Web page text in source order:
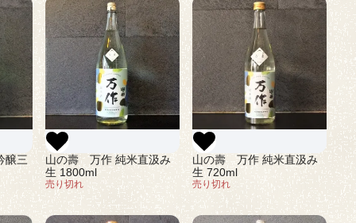
醸三
山の壽 万作 純米直汲み
生 1800ml
売り切れ
山の壽 万作 純米直汲み
生 720ml
売り切れ